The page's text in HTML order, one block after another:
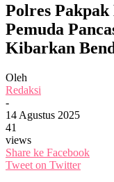
Polres
Pemuda
Kibarkan
Oleh
Redaksi
-
14 Agustus 2025
41
views
Share ke Facebook
Tweet on Twitter